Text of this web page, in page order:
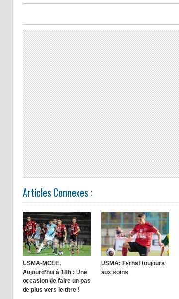
Articles Connexes :
USMA-MCEE,
Aujourd’hui à 18h : Une
occasion de faire un pas
de plus vers le titre !
USMA: Ferhat toujours
aux soins